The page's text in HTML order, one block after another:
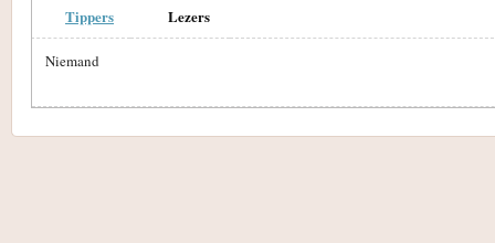
Tippers Lezers
Niemand